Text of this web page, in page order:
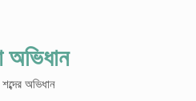
অভিধান
শব্দের অভিধান